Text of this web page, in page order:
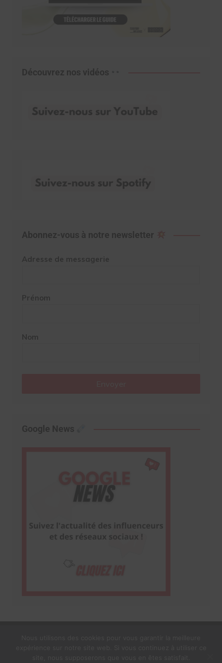
Découvrez nos vidéos
Abonnez-vous à notre newsletter
Adresse de messagerie
Prénom
Nom
Google News